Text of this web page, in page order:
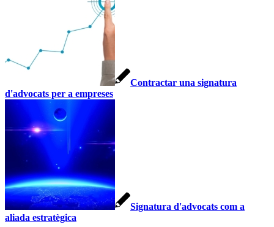
Contractar una signatura
d'advocats per a empreses
Signatura d'advocats com a
aliada estratègica